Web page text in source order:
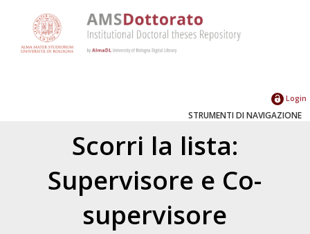
Login
STRUMENTI DI NAVIGAZIONE
Scorri la lista:
Supervisore e Co-
supervisore